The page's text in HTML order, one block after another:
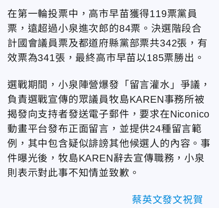
在第一輪投票中，高市早苗獲得119票黨員
票，遠超過小泉進次郎的84票。決選階段合
計國會議員票及都道府縣黨部票共342張，有
效票為341張，最終高市早苗以185票勝出。
選戰期間，小泉陣營爆發「留言灌水」爭議，
負責選戰宣傳的眾議員牧島KAREN事務所被
揭發向支持者發送電子郵件，要求在Niconico
動畫平台發布正面留言，並提供24種留言範
例，其中包含疑似誹謗其他候選人的內容。事
件曝光後，牧島KAREN辭去宣傳職務，小泉
則表示對此事不知情並致歉。
蔡英文發文祝賀